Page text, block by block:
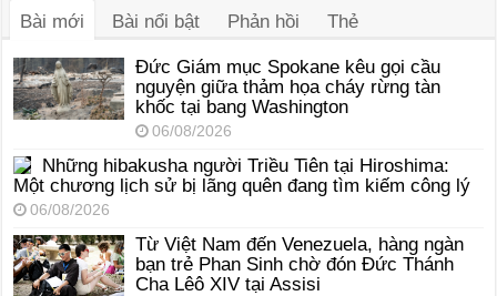
Bài mới
Bài nổi bật Phản hồi Thẻ
Đức Giám mục Spokane kêu gọi cầu
nguyện giữa thảm họa cháy rừng tàn
khốc tại bang Washington
06/08/2026
Những hibakusha người Triều Tiên tại Hiroshima:
Một chương lịch sử bị lãng quên đang tìm kiếm công lý
06/08/2026
Từ Việt Nam đến Venezuela, hàng ngàn
bạn trẻ Phan Sinh chờ đón Đức Thánh
Cha Lêô XIV tại Assisi